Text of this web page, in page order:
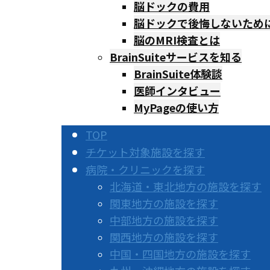
脳ドックの費用
脳ドックで後悔しないため
脳のMRI検査とは
BrainSuiteサービスを知る
BrainSuite体験談
医師インタビュー
MyPageの使い方
TOP
チケット対象施設を探す
病院・クリニックを探す
北海道・東北地方の施設を探す
関東地方の施設を探す
中部地方の施設を探す
関西地方の施設を探す
中国・四国地方の施設を探す